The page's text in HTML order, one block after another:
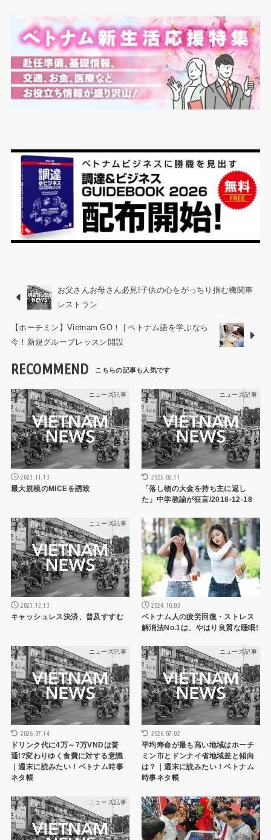
お父さんお母さん必見!子供の心をがっちり掴む機関車
レストラン
【ホーチミン】Vietnam GO！ | ベトナム語を学ぶなら
今！新規グループレッスン開設
RECOMMEND
ニュース記事
2023.11.13
最大規模のMICEを誘致
ニュース記事
2025.02.11
「落し物の大金を持ち主に返し
た」中学教諭が狂言/2018-12-18
ニュース記事
2023.12.13
キャッシュレス決済、普及すすむ
ニュース記事
2024.10.03
ベトナム人の疲労回復・ストレス
解消法No.1は、やはり良質な睡眠!
ニュース記事
2026.07.14
ドリンク代に4万～7万VNDは普
通!?変わりゆく食費に対する意識
｜週末に読みたい！ベトナム時事
ネタ帳
ニュース記事
2026.07.02
平均寿命が最も高い地域はホーチ
ミン市とドンナイ省地域差と傾向
は？｜週末に読みたい！ベトナム
時事ネタ帳
ニュース記事 ニュース記事